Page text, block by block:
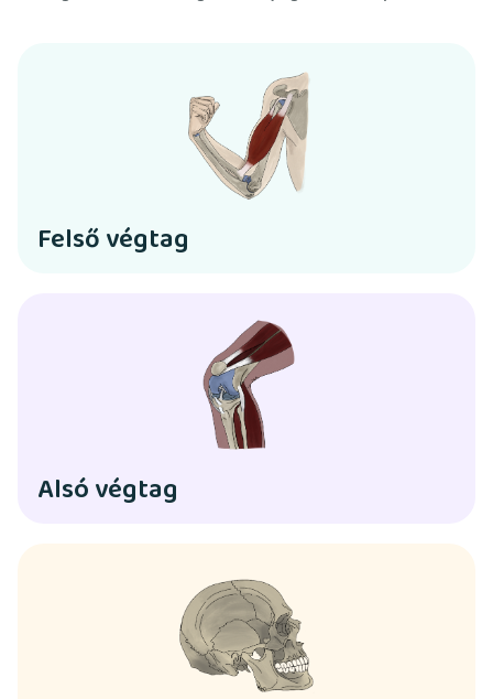
Felső végtag
Alsó végtag